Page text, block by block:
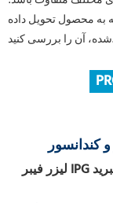
به محصول تحویل داده
کنید.
کندانسور